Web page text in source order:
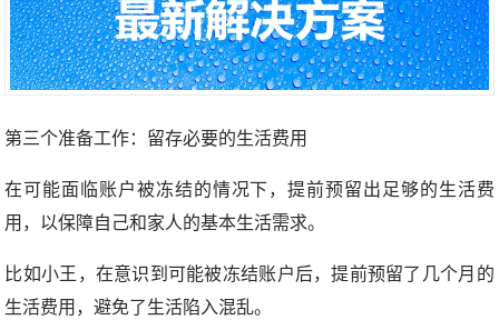
第三个准备工作：留存必要的生活费用
在可能面临账户被冻结的情况下，提前预留出足够的生活费
用，以保障自己和家人的基本生活需求。
比如小王，在意识到可能被冻结账户后，提前预留了几个月的
生活费用，避免了生活陷入混乱。